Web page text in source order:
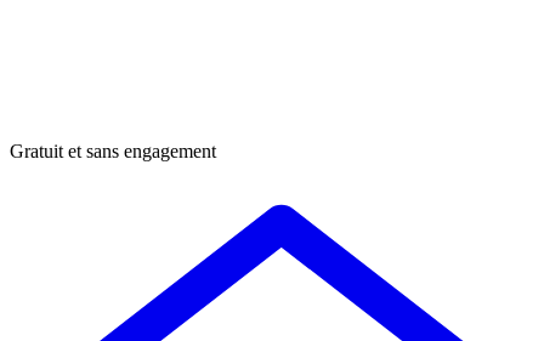
Gratuit et sans engagement